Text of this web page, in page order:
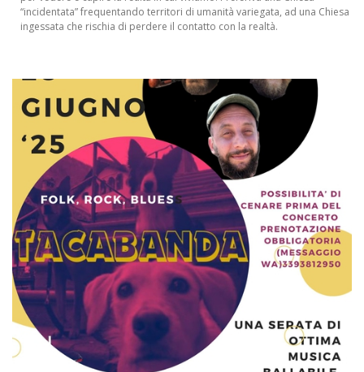
“incidentata” frequentando territori di umanità variegata, ad una Chiesa
ingessata che rischia di perdere il contatto con la realtà.